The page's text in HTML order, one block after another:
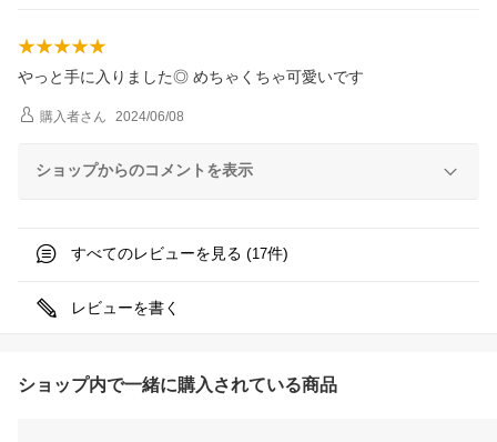
やっと手に入りました◎ めちゃくちゃ可愛いです
購入者さん 2024/06/08
ショップからのコメントを表示
すべてのレビューを見る (17件)
レビューを書く
ショップ内で一緒に購入されている商品